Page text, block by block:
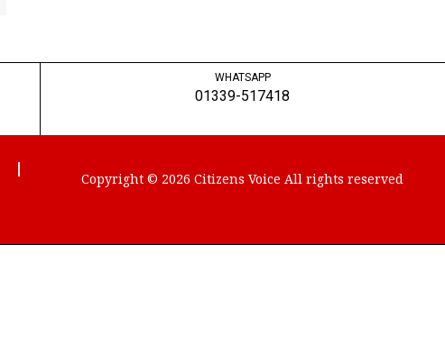
WHATSAPP
01339-517418
Copyright © 2026 Citizens Voice All rights reserved